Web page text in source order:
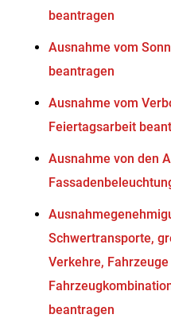
beantragen
Ausnahme vom
beantragen
Ausnahme vom
Feiertagsarbeit
Ausnahme von den
Schwertransporte,
Verkehre,
beantragen